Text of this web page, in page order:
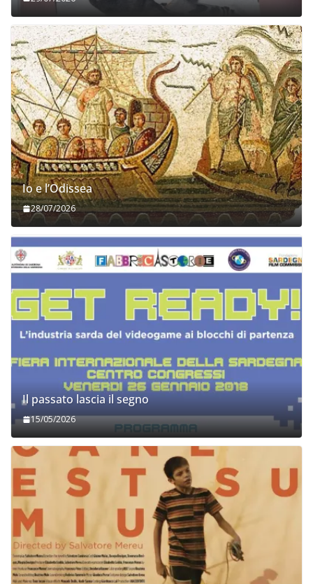
Io e l’Odissea
28/07/2026
Il passato lascia il segno
15/05/2026